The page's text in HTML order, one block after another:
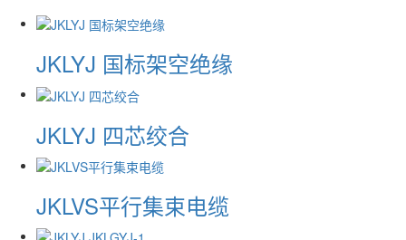
JKLYJ 国标架空绝缘
JKLYJ 四芯绞合
JKLVS平行集束电缆